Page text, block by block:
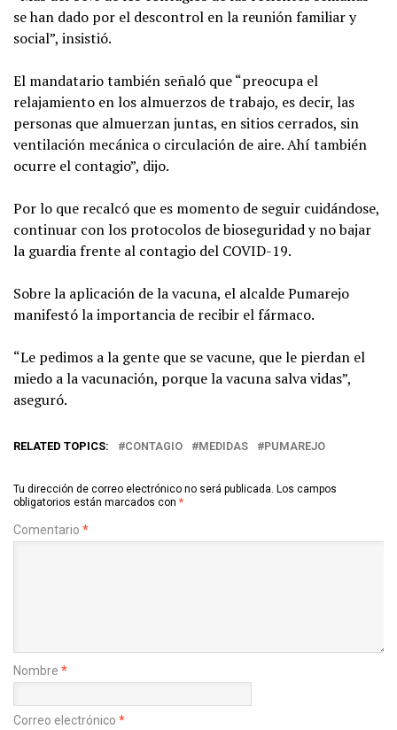
se han dado por el descontrol en la reunión familiar y
social”, insistió.
El mandatario también señaló que “preocupa el
relajamiento en los almuerzos de trabajo, es decir, las
personas que almuerzan juntas, en sitios cerrados, sin
ventilación mecánica o circulación de aire. Ahí también
ocurre el contagio”, dijo.
Por lo que recalcó que es momento de seguir cuidándose,
continuar con los protocolos de bioseguridad y no bajar
la guardia frente al contagio del COVID-19.
Sobre la aplicación de la vacuna, el alcalde Pumarejo
manifestó la importancia de recibir el fármaco.
“Le pedimos a la gente que se vacune, que le pierdan el
miedo a la vacunación, porque la vacuna salva vidas”,
aseguró.
RELATED TOPICS: CONTAGIO MEDIDAS PUMAREJO
Tu dirección de correo electrónico no será publicada. Los campos
obligatorios están marcados con *
Comentario *
Nombre *
Correo electrónico *